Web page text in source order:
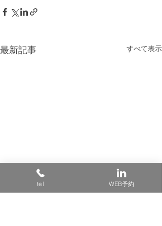
最新記事 すべて表示
tel WEB予約